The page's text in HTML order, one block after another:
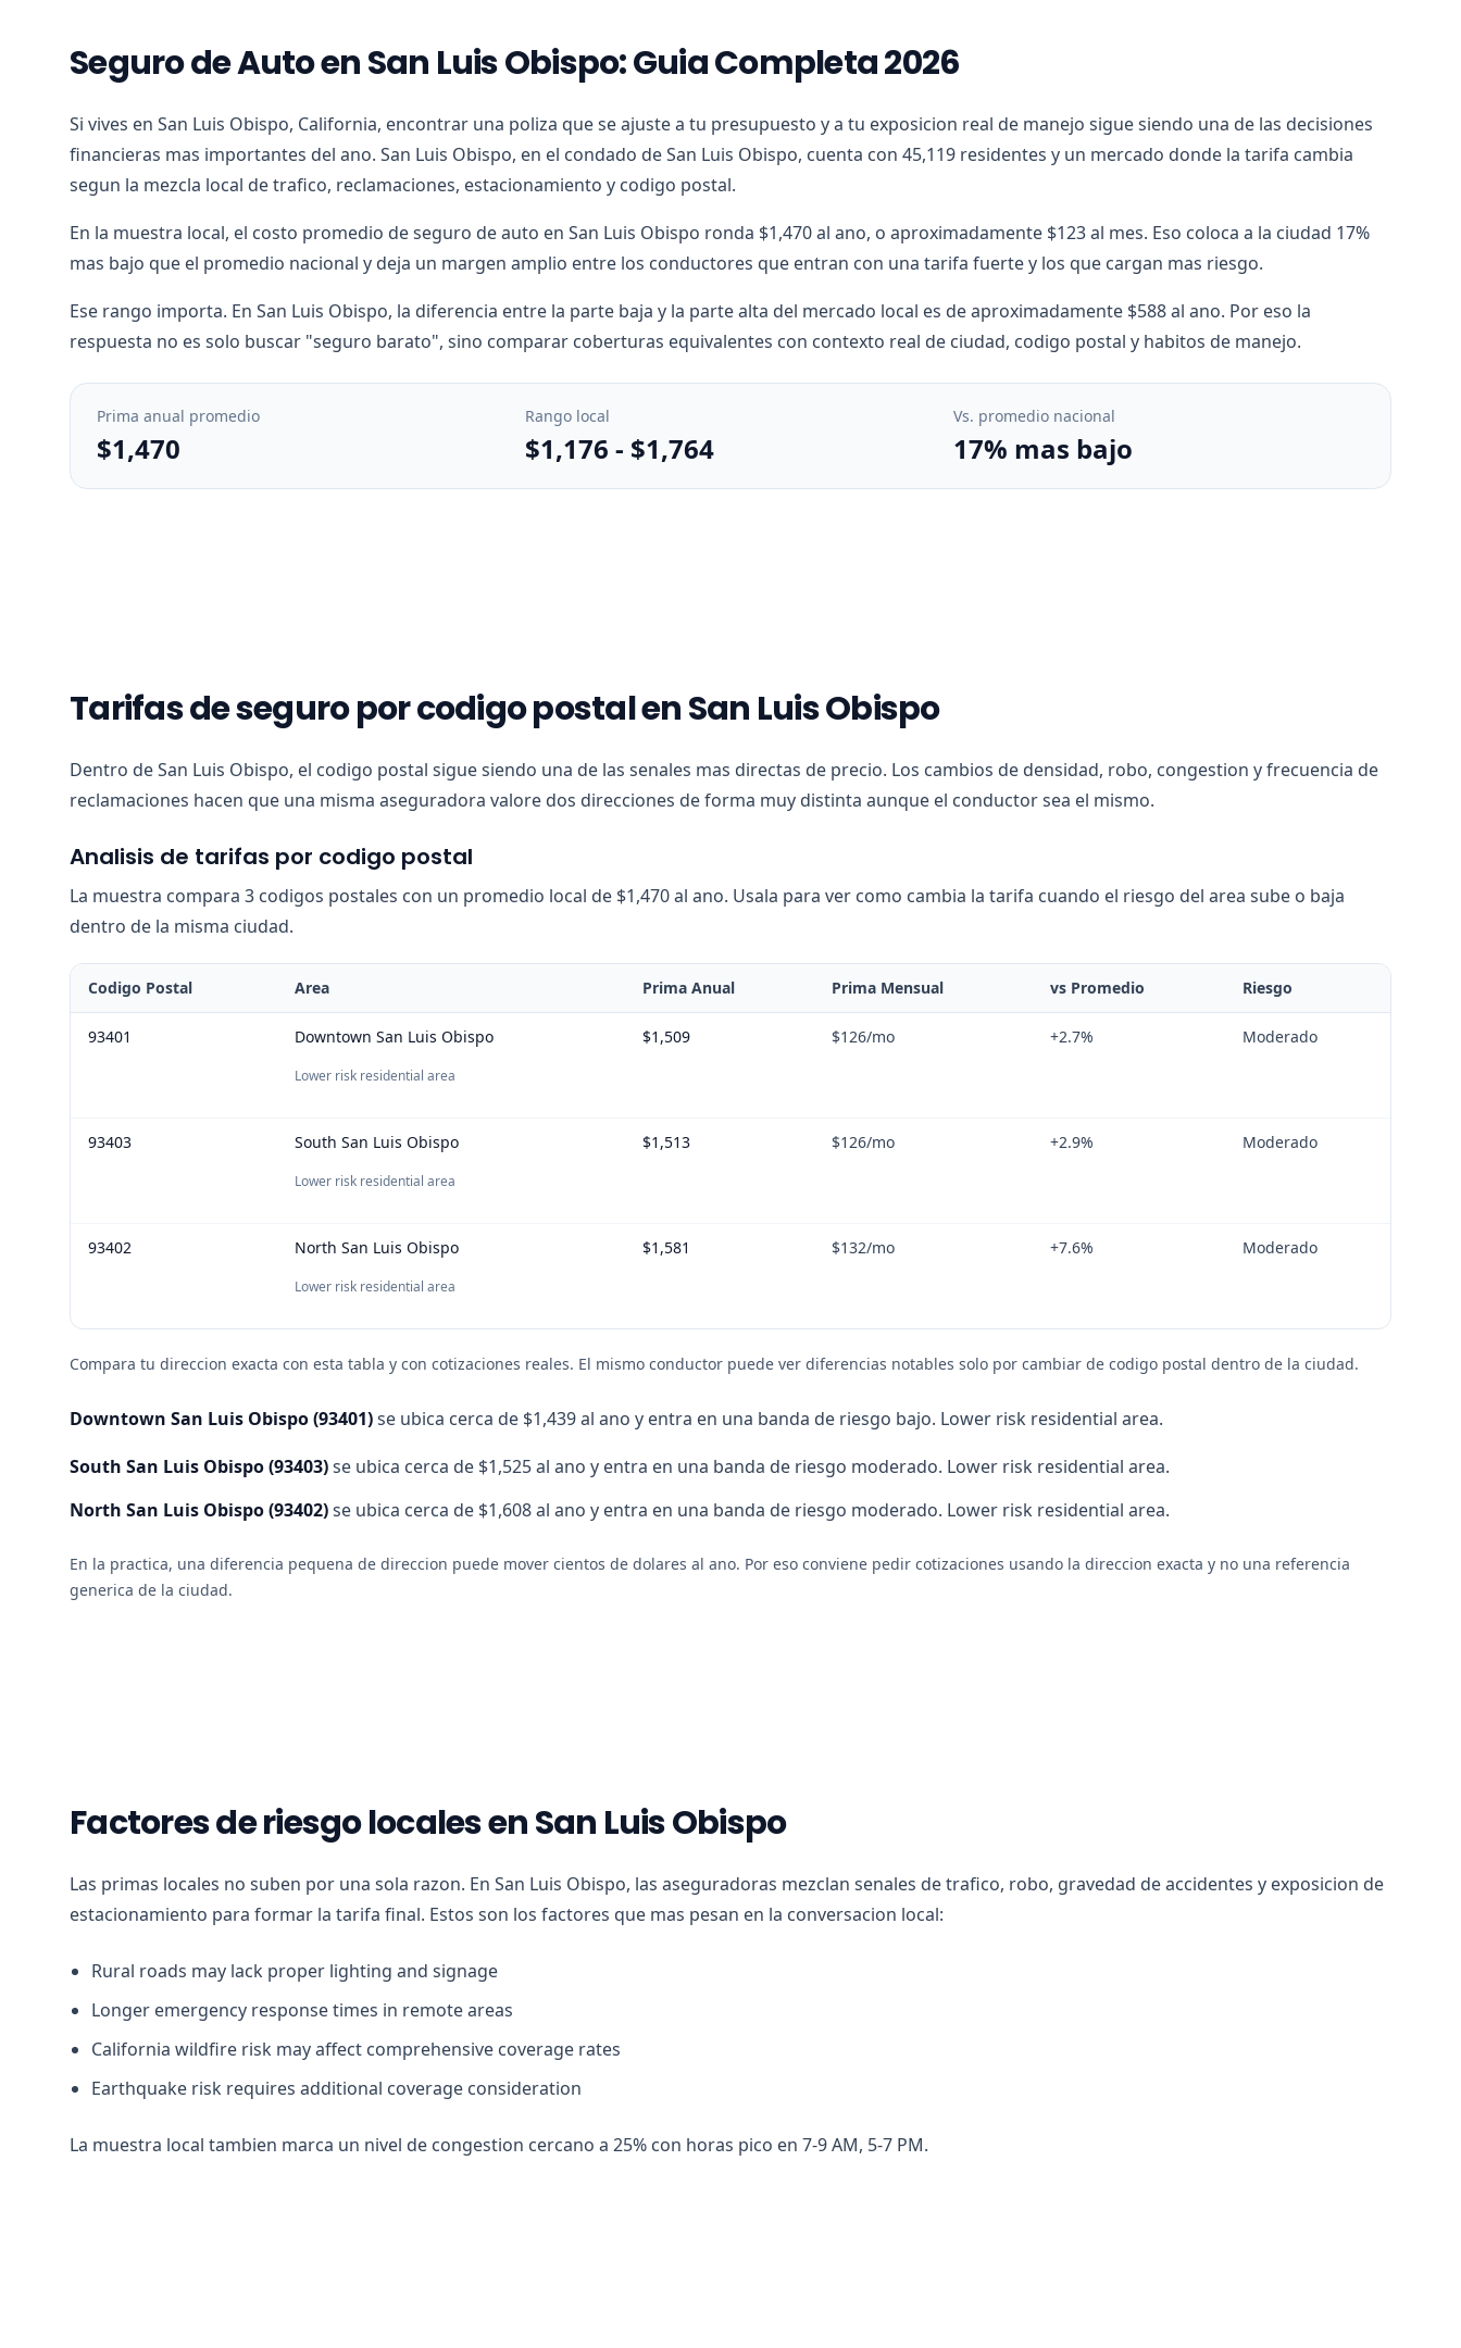
Seguro de Auto en San Luis Obispo: Guia Completa 2026
Si vives en San Luis Obispo, California, encontrar una poliza que se ajuste a tu presupuesto y a tu exposicion real de manejo sigue siendo una de las decisiones
financieras mas importantes del ano. San Luis Obispo, en el condado de San Luis Obispo, cuenta con 45,119 residentes y un mercado donde la tarifa cambia
segun la mezcla local de trafico, reclamaciones, estacionamiento y codigo postal.
En la muestra local, el costo promedio de seguro de auto en San Luis Obispo ronda $1,470 al ano, o aproximadamente $123 al mes. Eso coloca a la ciudad 17%
mas bajo que el promedio nacional y deja un margen amplio entre los conductores que entran con una tarifa fuerte y los que cargan mas riesgo.
Ese rango importa. En San Luis Obispo, la diferencia entre la parte baja y la parte alta del mercado local es de aproximadamente $588 al ano. Por eso la
respuesta no es solo buscar "seguro barato", sino comparar coberturas equivalentes con contexto real de ciudad, codigo postal y habitos de manejo.
Prima anual promedio
$1,470
Rango local
$1,176 - $1,764
Vs. promedio nacional
17% mas bajo
Tarifas de seguro por codigo postal en San Luis Obispo
Dentro de San Luis Obispo, el codigo postal sigue siendo una de las senales mas directas de precio. Los cambios de densidad, robo, congestion y frecuencia de
reclamaciones hacen que una misma aseguradora valore dos direcciones de forma muy distinta aunque el conductor sea el mismo.
Analisis de tarifas por codigo postal
La muestra compara 3 codigos postales con un promedio local de $1,470 al ano. Usala para ver como cambia la tarifa cuando el riesgo del area sube o baja
dentro de la misma ciudad.
Codigo Postal Area Prima Anual Prima Mensual vs Promedio Riesgo
93401 Downtown San Luis Obispo
Lower risk residential area
$1,509 $126/mo +2.7% Moderado
93403 South San Luis Obispo
Lower risk residential area
$1,513 $126/mo +2.9% Moderado
93402 North San Luis Obispo
Lower risk residential area
$1,581 $132/mo +7.6% Moderado
Compara tu direccion exacta con esta tabla y con cotizaciones reales. El mismo conductor puede ver diferencias notables solo por cambiar de codigo postal dentro de la ciudad.
Downtown San Luis Obispo(93401)se ubica cerca de $1,439 al ano y entra en una banda de riesgo bajo. Lower risk residential area.
South San Luis Obispo(93403)se ubica cerca de $1,525 al ano y entra en una banda de riesgo moderado. Lower risk residential area.
North San Luis Obispo(93402)se ubica cerca de $1,608 al ano y entra en una banda de riesgo moderado. Lower risk residential area.
En la practica, una diferencia pequena de direccion puede mover cientos de dolares al ano. Por eso conviene pedir cotizaciones usando la direccion exacta y no una referencia
generica de la ciudad.
Factores de riesgo locales en San Luis Obispo
Las primas locales no suben por una sola razon. En San Luis Obispo, las aseguradoras mezclan senales de trafico, robo, gravedad de accidentes y exposicion de
estacionamiento para formar la tarifa final. Estos son los factores que mas pesan en la conversacion local:
Rural roads may lack proper lighting and signage
Longer emergency response times in remote areas
California wildfire risk may affect comprehensive coverage rates
Earthquake risk requires additional coverage consideration
La muestra local tambien marca un nivel de congestion cercano a 25% con horas pico en 7-9 AM, 5-7 PM.